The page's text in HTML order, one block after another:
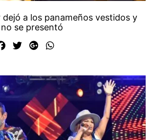
a los panameños vestidos y
se presentó